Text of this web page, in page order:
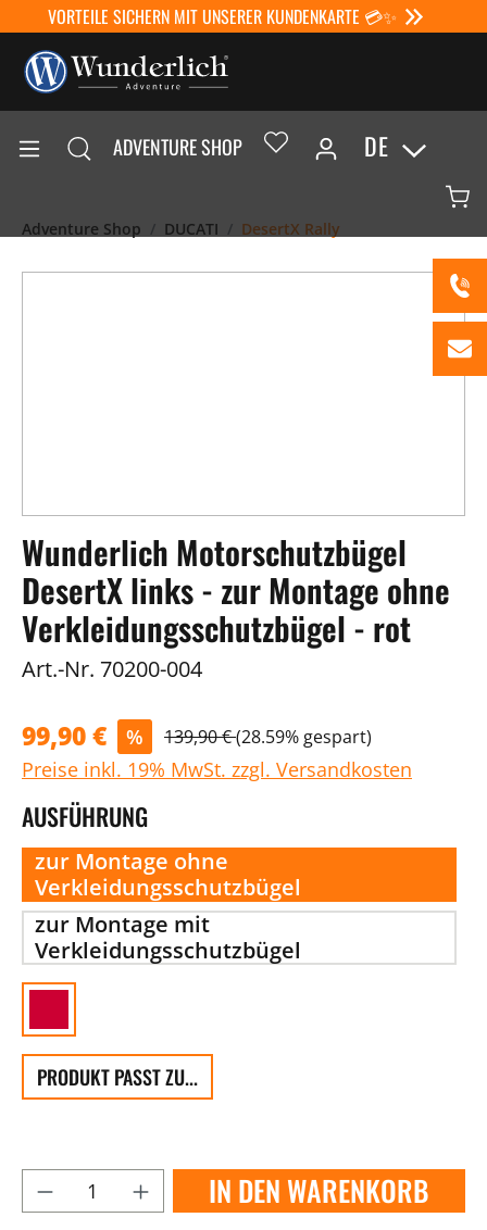
VORTEILE SICHERN MIT UNSERER KUNDENKARTE 💳✨
ADVENTURE SHOP DE
Adventure Shop DUCATI DesertX Rally
Wunderlich Motorschutzbügel
DesertX links - zur Montage ohne
Verkleidungsschutzbügel - rot
Art.-Nr. 70200-004
99,90 € % 139,90 €(28.59% gespart)
Preise inkl. 19% MwSt. zzgl. Versandkosten
AUSFÜHRUNG
zur Montage ohne
Verkleidungsschutzbügel
zur Montage mit
Verkleidungsschutzbügel
PRODUKT PASST ZU...
IN DEN WARENKORB